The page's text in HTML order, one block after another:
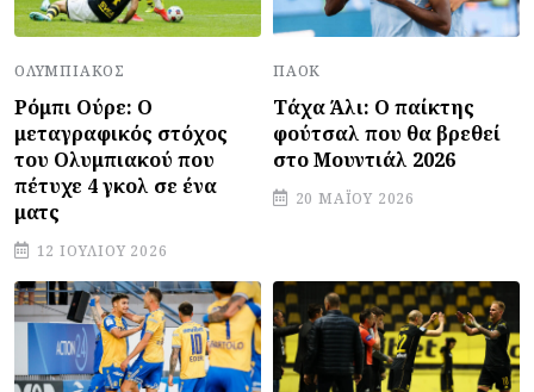
ΟΛΥΜΠΙΑΚΌΣ
Ρόμπι Ούρε: Ο
μεταγραφικός στόχος
του Ολυμπιακού που
πέτυχε 4 γκολ σε ένα
ματς
12 ΙΟΥΛΊΟΥ 2026
ΠΑΟΚ
Τάχα Άλι: Ο παίκτης
φούτσαλ που θα βρεθεί
στο Μουντιάλ 2026
20 ΜΑΪ́ΟΥ 2026